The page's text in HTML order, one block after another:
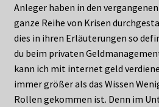
Anleger haben in den
ganze Reihe von Krisen
dies in ihren Erläuterungen so
du beim privaten
kann ich mit internet geld
immer größer als das Wissen
Rollen gekommen ist. Denn im